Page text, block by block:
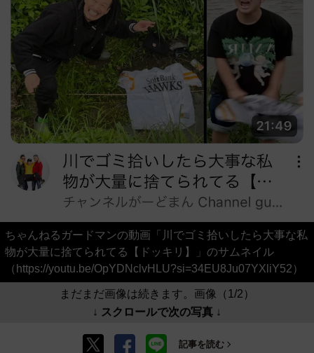
ちゃんねるガードマンの動画「川でゴミ拾いしたら大事な私
物が大量に捨てられてる【ドッキリ】」のサムネイル
（https://youtu.be/OpYDNclvHLU?si=34EU8Ju07YXliY52）
まだまだ画像は続きます。画像（1/2）
↓ スクロールで次の写真 ↓
記事を読む